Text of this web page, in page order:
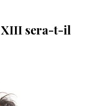
XIII sera-t-il